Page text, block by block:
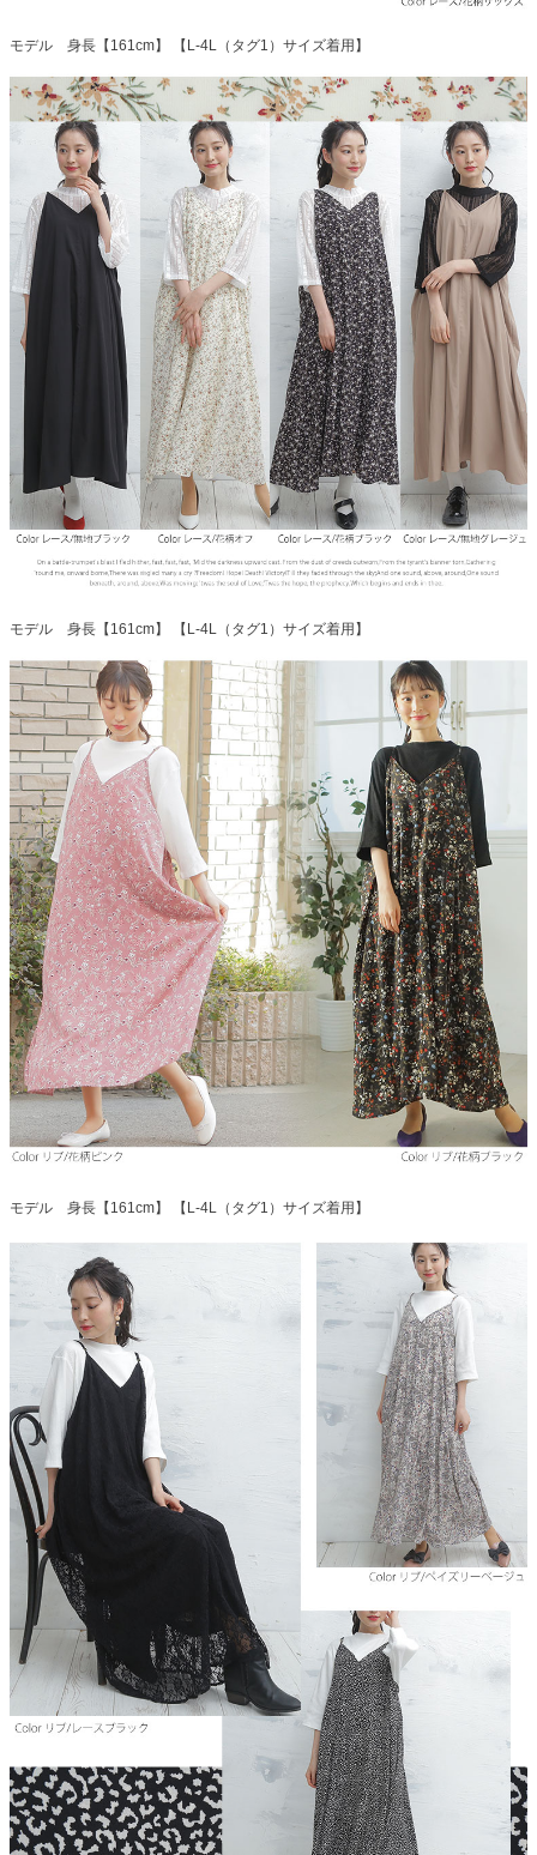
モデル 身長【161cm】 【L-4L（タグ1）サイズ着用】
モデル 身長【161cm】 【L-4L（タグ1）サイズ着用】
モデル 身長【161cm】 【L-4L（タグ1）サイズ着用】